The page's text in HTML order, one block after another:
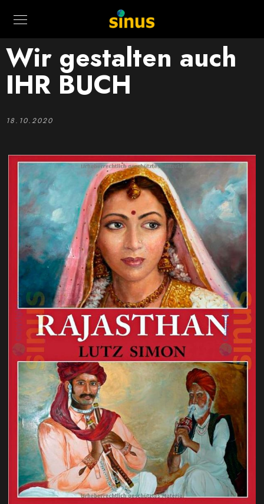
Wir gestalten auch
IHR BUCH
18.10.2020